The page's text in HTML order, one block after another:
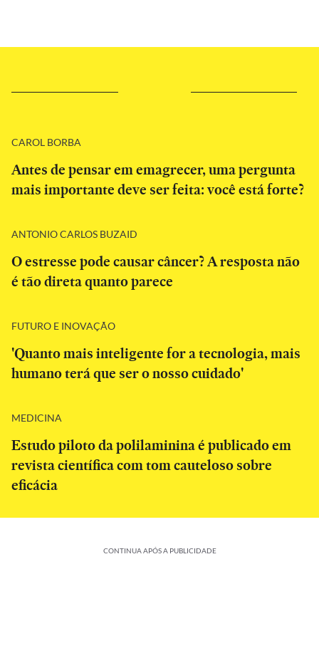
CAROL BORBA
Antes de pensar em emagrecer, uma pergunta
mais importante deve ser feita: você está forte?
ANTONIO CARLOS BUZAID
O estresse pode causar câncer? A resposta não
é tão direta quanto parece
FUTURO E INOVAÇÃO
'Quanto mais inteligente for a tecnologia, mais
humano terá que ser o nosso cuidado'
MEDICINA
Estudo piloto da polilaminina é publicado em
revista científica com tom cauteloso sobre
eficácia
CONTINUA APÓS A PUBLICIDADE